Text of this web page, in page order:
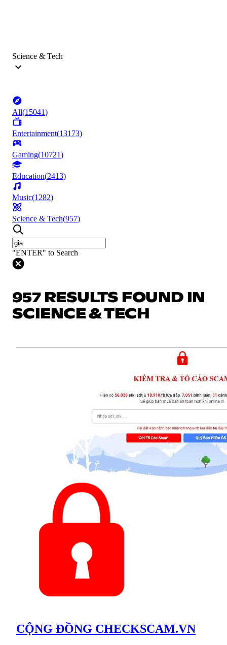
Science & Tech
All(15041)
Entertainment(13173)
Gaming(10721)
Education(2413)
Music(1282)
Science & Tech(957)
"ENTER" to Search
957 RESULTS FOUND IN
SCIENCE & TECH
CỘNG ĐỒNG CHECKSCAM.VN